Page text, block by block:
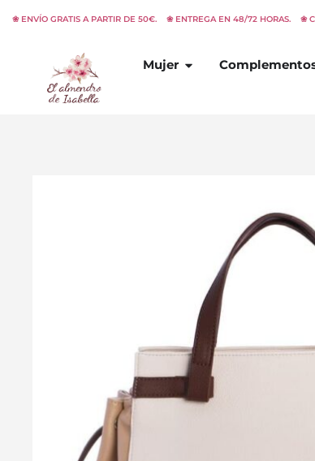
❀ ENVÍO GRATIS A PARTIR DE 50€. ❀ ENTREGA EN 48/72 HORAS. ❀
Mujer Abrir Mujer